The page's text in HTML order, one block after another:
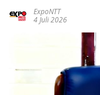
ExpoNTT
4 Juli 2026